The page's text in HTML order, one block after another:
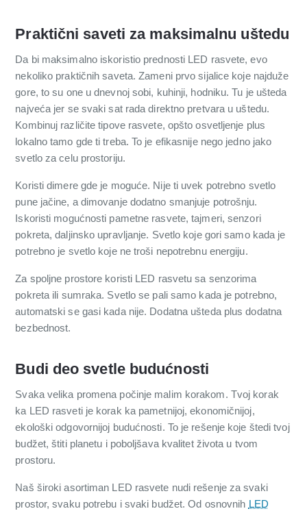
Praktični saveti za maksimalnu uštedu
Da bi maksimalno iskoristio prednosti LED rasvete, evo
nekoliko praktičnih saveta. Zameni prvo sijalice koje najduže
gore, to su one u dnevnoj sobi, kuhinji, hodniku. Tu je ušteda
najveća jer se svaki sat rada direktno pretvara u uštedu.
Kombinuj različite tipove rasvete, opšto osvetljenje plus
lokalno tamo gde ti treba. To je efikasnije nego jedno jako
svetlo za celu prostoriju.
Koristi dimere gde je moguće. Nije ti uvek potrebno svetlo
pune jačine, a dimovanje dodatno smanjuje potrošnju.
Iskoristi mogućnosti pametne rasvete, tajmeri, senzori
pokreta, daljinsko upravljanje. Svetlo koje gori samo kada je
potrebno je svetlo koje ne troši nepotrebnu energiju.
Za spoljne prostore koristi LED rasvetu sa senzorima
pokreta ili sumraka. Svetlo se pali samo kada je potrebno,
automatski se gasi kada nije. Dodatna ušteda plus dodatna
bezbednost.
Budi deo svetle budućnosti
Svaka velika promena počinje malim korakom. Tvoj korak
ka LED rasveti je korak ka pametnijoj, ekonomičnijoj,
ekološki odgovornijoj budućnosti. To je rešenje koje štedi tvoj
budžet, štiti planetu i poboljšava kvalitet života u tvom
prostoru.
Naš široki asortiman LED rasvete nudi rešenje za svaki
prostor, svaku potrebu i svaki budžet. Od osnovnih LED